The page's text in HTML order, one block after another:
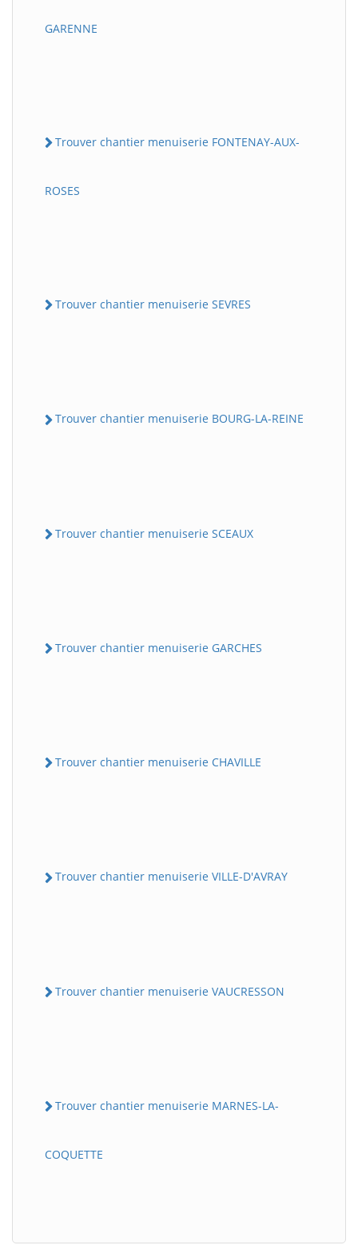
GARENNE
Trouver chantier menuiserie FONTENAY-AUX-
ROSES
Trouver chantier menuiserie SEVRES
Trouver chantier menuiserie BOURG-LA-REINE
Trouver chantier menuiserie SCEAUX
Trouver chantier menuiserie GARCHES
Trouver chantier menuiserie CHAVILLE
Trouver chantier menuiserie VILLE-D'AVRAY
Trouver chantier menuiserie VAUCRESSON
Trouver chantier menuiserie MARNES-LA-
COQUETTE